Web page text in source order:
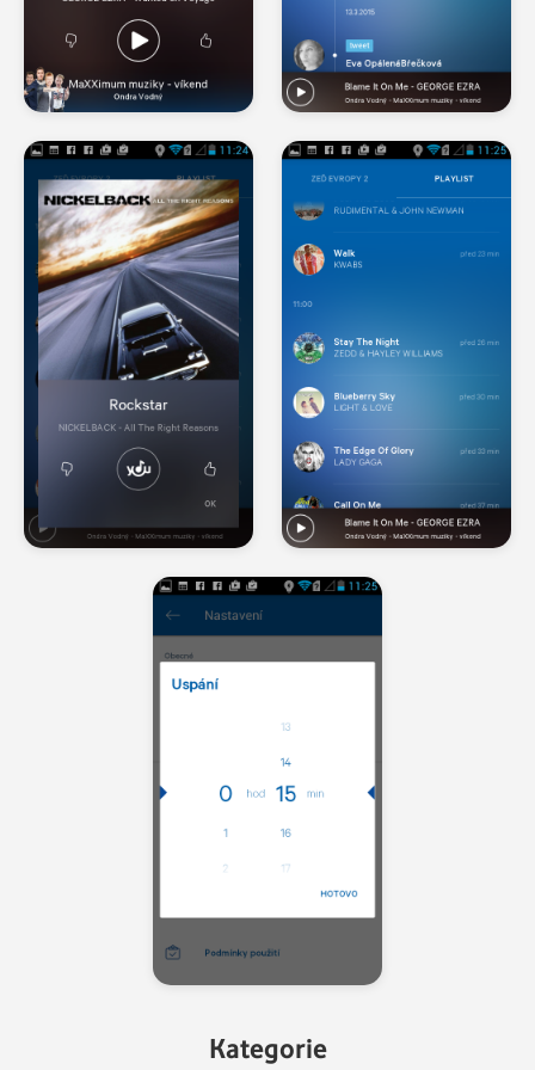
Hezucký.
Více na
http://www.evropa2.cz
Twitter https://twitter.com/Evropa2
Instragram http://instagram.com/e2cz/
G+ https://plus.google.com/+evropa2/videos
Youtube https://www.youtube.com/user/Evropa2
Kategorie